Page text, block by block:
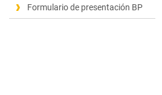
Formulario de presentación BP